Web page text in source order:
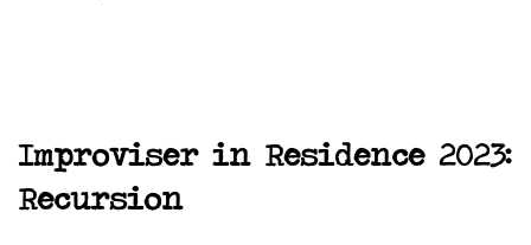
Improviser in Residence 2023:
Recursion